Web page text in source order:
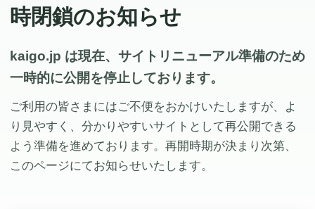
時閉鎖のお知らせ
kaigo.jp は現在、サイトリニューアル準備のため
一時的に公開を停止しております。
ご利用の皆さまにはご不便をおかけいたしますが、よ
り見やすく、分かりやすいサイトとして再公開できる
よう準備を進めております。再開時期が決まり次第、
このページにてお知らせいたします。